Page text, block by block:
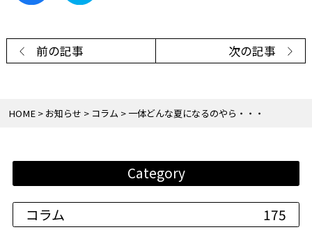
Category
コラム 175
HOME お知らせ コラム 一体どんな夏になるのやら・・・
前の記事 次の記事